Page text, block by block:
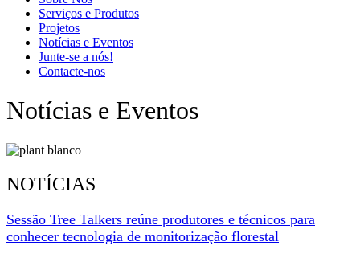
Serviços e Produtos
Projetos
Notícias e Eventos
Junte-se a nós!
Contacte-nos
Notícias e Eventos
NOTÍCIAS
Sessão Tree Talkers reúne produtores e técnicos para
conhecer tecnologia de monitorização florestal